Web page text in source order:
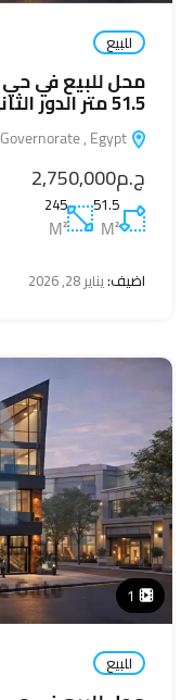
للبيع
محل للبيع في حي
51.5 متر الدور الثاني
ج.م2,750,000
51.5
M²
245
M²
اضيف:يناير 28, 2026
1
للبيع